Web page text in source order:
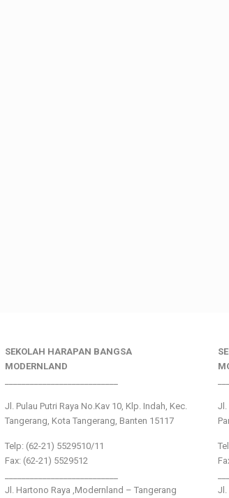
SEKOLAH HARAPAN BANGSA
MODERNLAND
Jl. Pulau Putri Raya No.Kav 10, Klp. Indah, Kec.
Tangerang, Kota Tangerang, Banten 15117
Telp: (62-21) 5529510/11
Fax: (62-21) 5529512
Jl. Hartono Raya ,Modernland – Tangerang
Jl.
Jl.